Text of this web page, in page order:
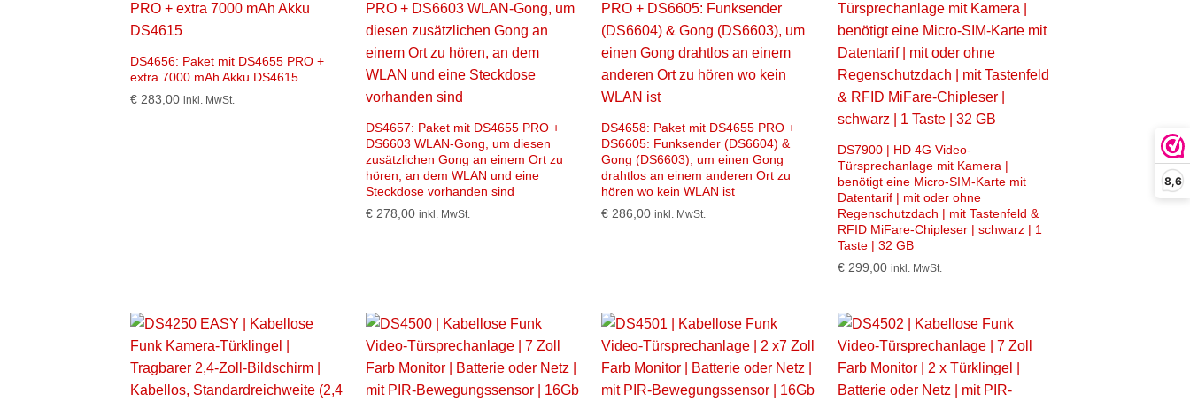
8,6
DS4656: Paket mit DS4655 PRO +
extra 7000 mAh Akku DS4615
€283,00 inkl. MwSt.
DS4657: Paket mit DS4655 PRO +
DS6603 WLAN-Gong, um diesen
zusätzlichen Gong an einem Ort zu
hören, an dem WLAN und eine
Steckdose vorhanden sind
€ 278,00 inkl. MwSt.
DS4658: Paket mit DS4655 PRO +
DS6605: Funksender (DS6604) &
Gong (DS6603), um einen Gong
drahtlos an einem anderen Ort zu
hören wo kein WLAN ist
€ 286,00 inkl. MwSt.
DS7900 | HD 4G Video-
Türsprechanlage mit Kamera |
benötigt eine Micro-SIM-Karte mit
Datentarif | mit oder ohne
Regenschutzdach | mit Tastenfeld &
RFID MiFare-Chipleser | schwarz | 1
Taste | 32 GB
€299,00 inkl. MwSt.